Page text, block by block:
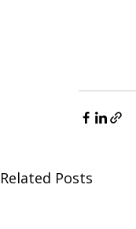
Related Posts